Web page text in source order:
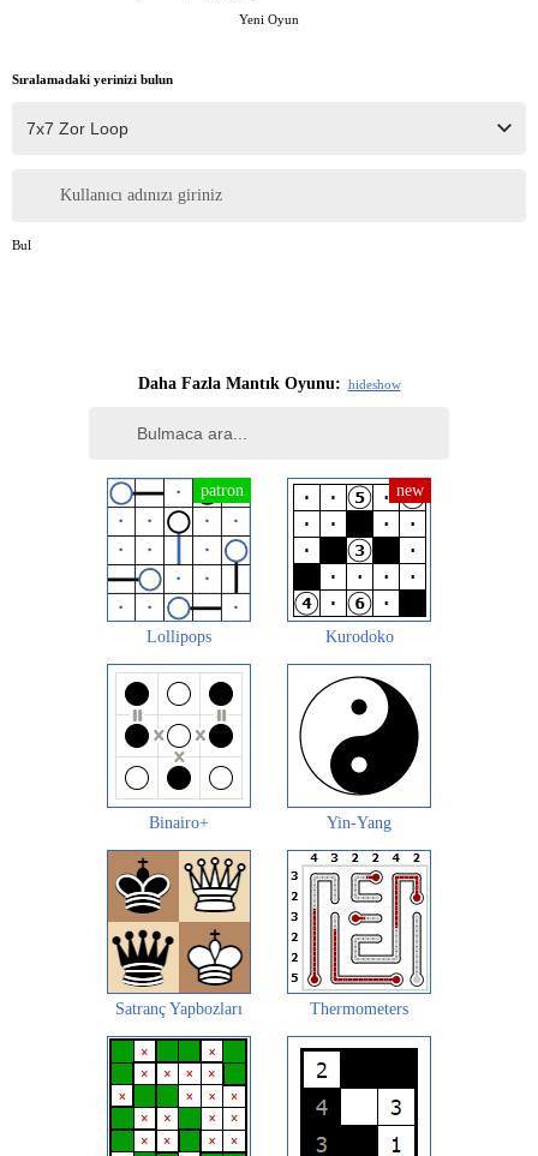
Yeni Oyun
Sıralamadaki yerinizi bulun
Kullanıcı adınızı giriniz
Bul
Daha Fazla Mantık Oyunu: hideshow
Lollipops Kurodoko
Binairo+ Yin-Yang
Satranç Yapbozları Thermometers